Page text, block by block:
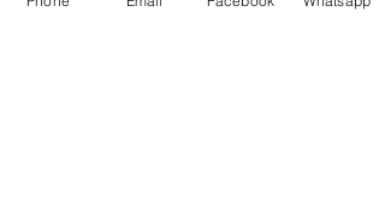
Contenido del envío: 1 panel solar